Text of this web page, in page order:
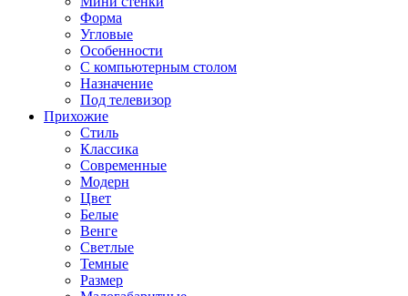
Форма
Угловые
Особенности
С компьютерным столом
Назначение
Под телевизор
Прихожие
Стиль
Классика
Современные
Модерн
Цвет
Белые
Венге
Светлые
Темные
Размер